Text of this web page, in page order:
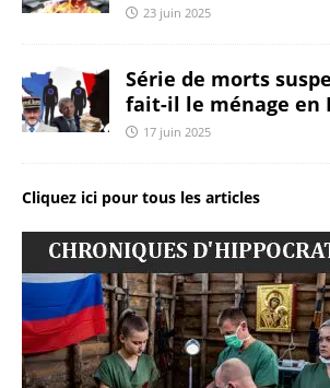
23 juin 2025
Série de morts
fait-il le ménage en
17 juin 2025
Cliquez ici pour tous les articles